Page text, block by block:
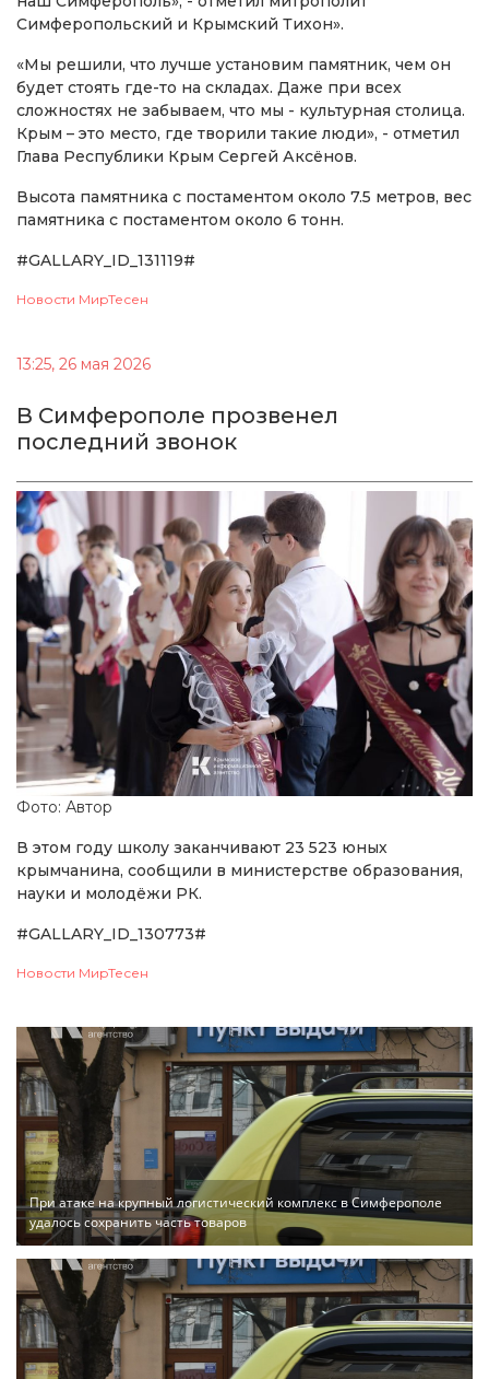
Симферопольский и Крымский Тихон».
«Мы решили, что лучше установим памятник, чем он
будет стоять где-то на складах. Даже при всех
сложностях не забываем, что мы - культурная столица.
Крым – это место, где творили такие люди», - отметил
Глава Республики Крым Сергей Аксёнов.
Высота памятника с постаментом около 7.5 метров, вес
памятника с постаментом около 6 тонн.
#GALLARY_ID_131119#
Новости МирТесен
13:25, 26 мая 2026
В Симферополе прозвенел
последний звонок
Фото: Автор
В этом году школу заканчивают 23 523 юных
крымчанина, сообщили в министерстве образования,
науки и молодёжи РК.
#GALLARY_ID_130773#
Новости МирТесен
При атаке на крупный логистический комплекс в Симферополе
удалось сохранить часть товаров